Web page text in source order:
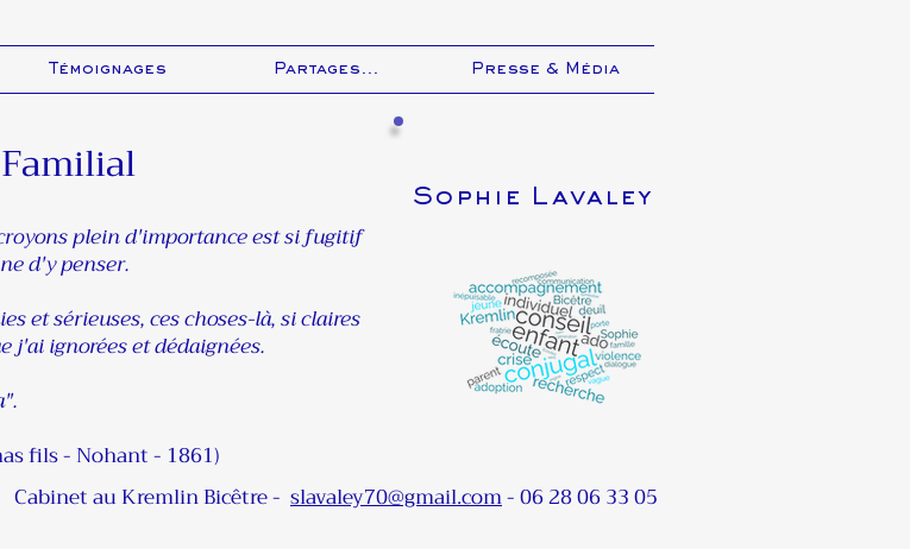
Témoignages Partages... Presse & Média
plein d'importance est si fugitif
d'y penser.
et sérieuses, ces choses-là, si claires
j'ai ignorées et dédaignées.
fils - Nohant - 1861)
Sophie Lavaley
Cabinet au Kremlin Bicêtre - slavaley70@gmail.com- 06 28 06 33 05